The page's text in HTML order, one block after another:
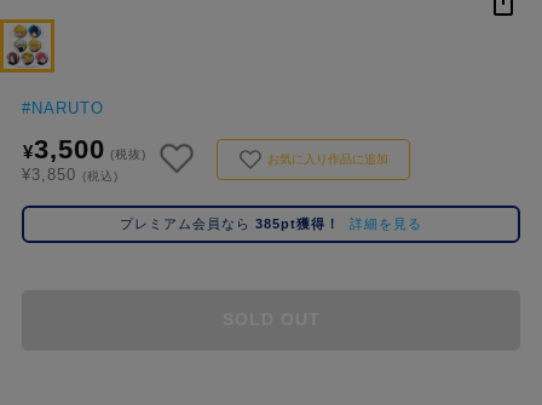
ー
ワ
ド
1位 #ハイキュー!!
3位 #初音ミク シリーズ
#名探偵コナン
#ゴールデンカムイ #銀魂 #超か
#NARUTO
¥3,500 (税抜)
¥3,850 (税込)
お気に入り作品に追加
プレミアム会員なら 385pt獲得！ 詳細を見る